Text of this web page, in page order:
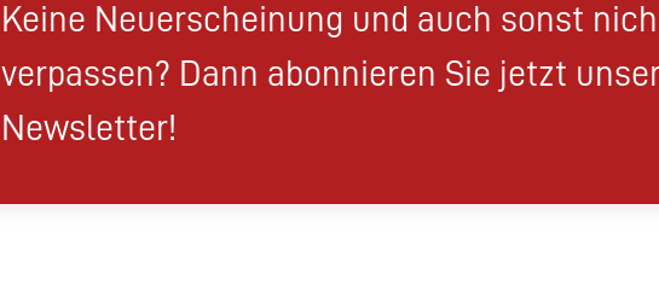
Keine Neuerscheinung und auch sonst
verpassen? Dann abonnieren Sie jetzt
Newsletter!